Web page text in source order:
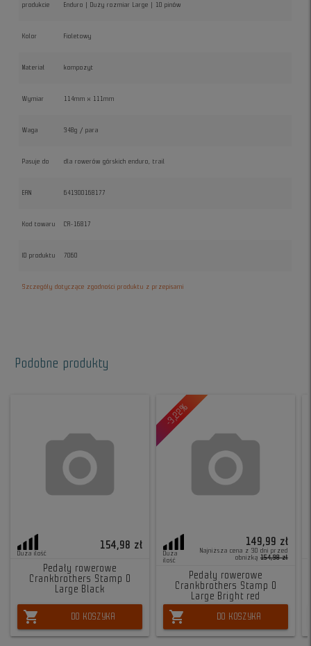
produkcie Enduro | Duży rozmiar Large | 10 pinów
Kolor Fioletowy
Materiał kompozyt
Wymiar 114mm x 111mm
Waga 348g / para
Pasuje do dla rowerów górskich enduro, trail
EAN 641300168177
Kod towaru CR-16817
ID produktu 7060
Szczegóły dotyczące zgodności produktu z przepisami
Podobne produkty
Duża ilość
154,98 zł
Pedały rowerowe
Crankbrothers Stamp 0
Large Black
shopping_cart DO KOSZYKA
-3,22%
Duża
ilość
Najniższa cena z 30 dni przed
obniżką 154,98 zł
149,99 zł
Pedały rowerowe
Crankbrothers Stamp 0
Large Bright red
shopping_cart DO KOSZYKA